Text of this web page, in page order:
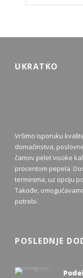
UKRATKO
Vršimo isporuku
domaćinstva,
čamov pelet visoke
procentom pepela.
terminima, uz opciju
Takođe,
potrebi.
POSLEDNJE